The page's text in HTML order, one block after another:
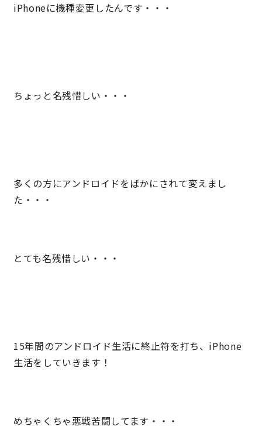
iPhoneに機種変更したんです・・・
ちょっと名残惜しい・・・
多くの方にアンドロイドをばかにされて変えまし
た・・・
とても名残惜しい・・・
15年間のアンドロイド生活に終止符を打ち、iPhone
生活をしていきます！
めちゃくちゃ悪戦苦闘してます・・・